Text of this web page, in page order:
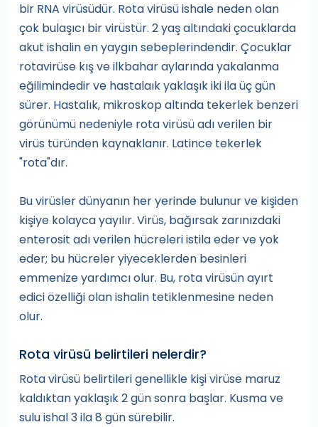
bir RNA virüsüdür. Rota virüsü ishale neden olan
çok bulaşıcı bir virüstür. 2 yaş altındaki çocuklarda
akut ishalin en yaygın sebeplerindendir. Çocuklar
rotavirüse kış ve ilkbahar aylarında yakalanma
eğilimindedir ve hastalaık yaklaşık iki ila üç gün
sürer. Hastalık, mikroskop altında tekerlek benzeri
görünümü nedeniyle rota virüsü adı verilen bir
virüs türünden kaynaklanır. Latince tekerlek
"rota"dır.
Bu virüsler dünyanın her yerinde bulunur ve kişiden
kişiye kolayca yayılır. Virüs, bağırsak zarınızdaki
enterosit adı verilen hücreleri istila eder ve yok
eder; bu hücreler yiyeceklerden besinleri
emmenize yardımcı olur. Bu, rota virüsün ayırt
edici özelliği olan ishalin tetiklenmesine neden
olur.
Rota virüsü belirtileri nelerdir?
Rota virüsü belirtileri genellikle kişi virüse maruz
kaldıktan yaklaşık 2 gün sonra başlar. Kusma ve
sulu ishal 3 ila 8 gün sürebilir.